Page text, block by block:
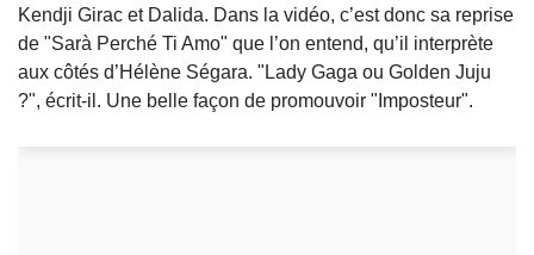
Kendji Girac et Dalida. Dans la vidéo, c’est donc sa reprise
de "Sarà Perché Ti Amo" que l’on entend, qu’il interprète
aux côtés d’Hélène Ségara. "Lady Gaga ou Golden Juju
?", écrit-il. Une belle façon de promouvoir "Imposteur".